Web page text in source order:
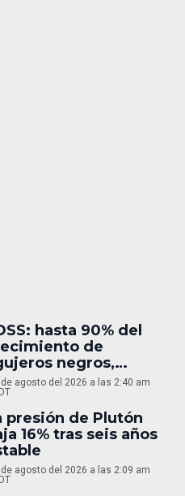
hasta 90% del
de
negros,
agosto del 2026 a las 2:40 am
presión de Plutón
16% tras seis años
agosto del 2026 a las 2:09 am